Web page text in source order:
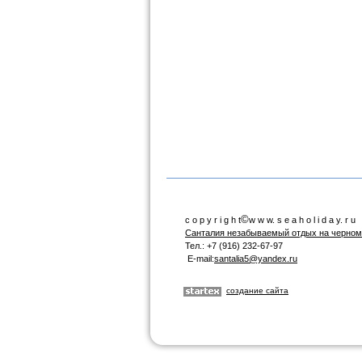
c o p y r i g h t©w w w. s e a h o l i d a y. r u
Санталия незабываемый отдых на
Тел.: +7 (916) 232-67-97
E-mail:santalia5@yandex.ru
создание сайта